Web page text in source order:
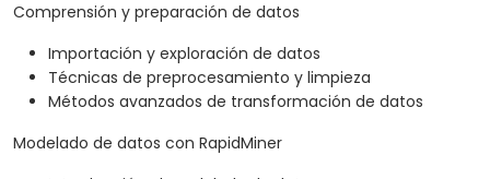
Comprensión y preparación de datos
Importación y exploración de datos
Técnicas de preprocesamiento y limpieza
Métodos avanzados de transformación de datos
Modelado de datos con RapidMiner